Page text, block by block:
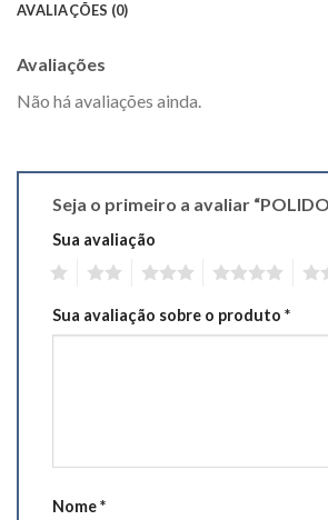
AVALIAÇÕES (0)
Avaliações
Não há avaliações ainda.
Seja o primeiro a avaliar
Sua avaliação
Sua avaliação sobre o produto *
Nome*